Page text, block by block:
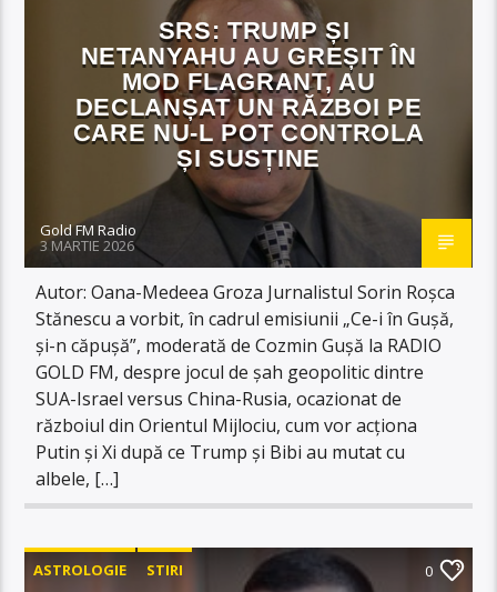
SRS: TRUMP ȘI
NETANYAHU AU GREȘIT ÎN
MOD FLAGRANT, AU
DECLANȘAT UN RĂZBOI PE
CARE NU-L POT CONTROLA
ȘI SUSȚINE
Gold FM Radio
3 MARTIE 2026
Autor: Oana-Medeea Groza Jurnalistul Sorin Roșca
Stănescu a vorbit, în cadrul emisiunii „Ce-i în Gușă,
și-n căpușă”, moderată de Cozmin Gușă la RADIO
GOLD FM, despre jocul de șah geopolitic dintre
SUA-Israel versus China-Rusia, ocazionat de
războiul din Orientul Mijlociu, cum vor acționa
Putin și Xi după ce Trump și Bibi au mutat cu
albele, […]
ASTROLOGIE STIRI 0